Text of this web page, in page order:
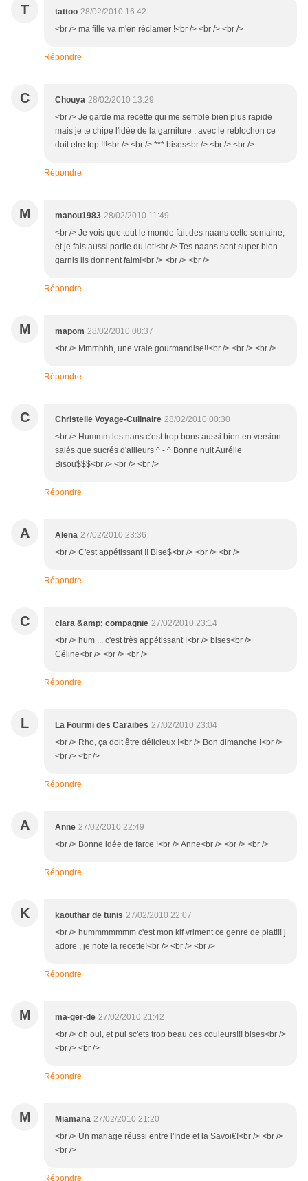
T tattoo 28/02/2010 16:42
<br /> ma fille va m'en réclamer !<br /> <br /> <br />
Répondre
C Chouya 28/02/2010 13:29
<br /> Je garde ma recette qui me semble bien plus rapide
mais je te chipe l'idée de la garniture , avec le reblochon ce
doit etre top !!!<br /> <br /> *** bises<br /> <br /> <br />
Répondre
M manou1983 28/02/2010 11:49
<br /> Je vois que tout le monde fait des naans cette semaine,
et je fais aussi partie du lot!<br /> Tes naans sont super bien
garnis ils donnent faim!<br /> <br /> <br />
Répondre
M mapom 28/02/2010 08:37
<br /> Mmmhhh, une vraie gourmandise!!<br /> <br /> <br />
Répondre
C Christelle Voyage-Culinaire 28/02/2010 00:30
<br /> Hummm les nans c'est trop bons aussi bien en version
salés que sucrés d'ailleurs ^ - ^ Bonne nuit Aurélie
Bisou$$$<br /> <br /> <br />
Répondre
A Alena 27/02/2010 23:36
<br /> C'est appétissant !! Bise$<br /> <br /> <br />
Répondre
C clara &amp; compagnie 27/02/2010 23:14
<br /> hum ... c'est très appétissant !<br /> bises<br />
Céline<br /> <br /> <br />
Répondre
L La Fourmi des Caraïbes 27/02/2010 23:04
<br /> Rho, ça doit être délicieux !<br /> Bon dimanche !<br />
<br /> <br />
Répondre
A Anne 27/02/2010 22:49
<br /> Bonne idée de farce !<br /> Anne<br /> <br /> <br />
Répondre
K kaouthar de tunis 27/02/2010 22:07
<br /> hummmmmmm c'est mon kif vriment ce genre de plat!!! j
adore , je note la recette!<br /> <br /> <br />
Répondre
M ma-ger-de 27/02/2010 21:42
<br /> oh oui, et pui sc'ets trop beau ces couleurs!!! bises<br />
<br /> <br />
Répondre
M Miamana 27/02/2010 21:20
<br /> Un mariage réussi entre l'Inde et la Savoi€!<br /> <br />
<br />
Répondre